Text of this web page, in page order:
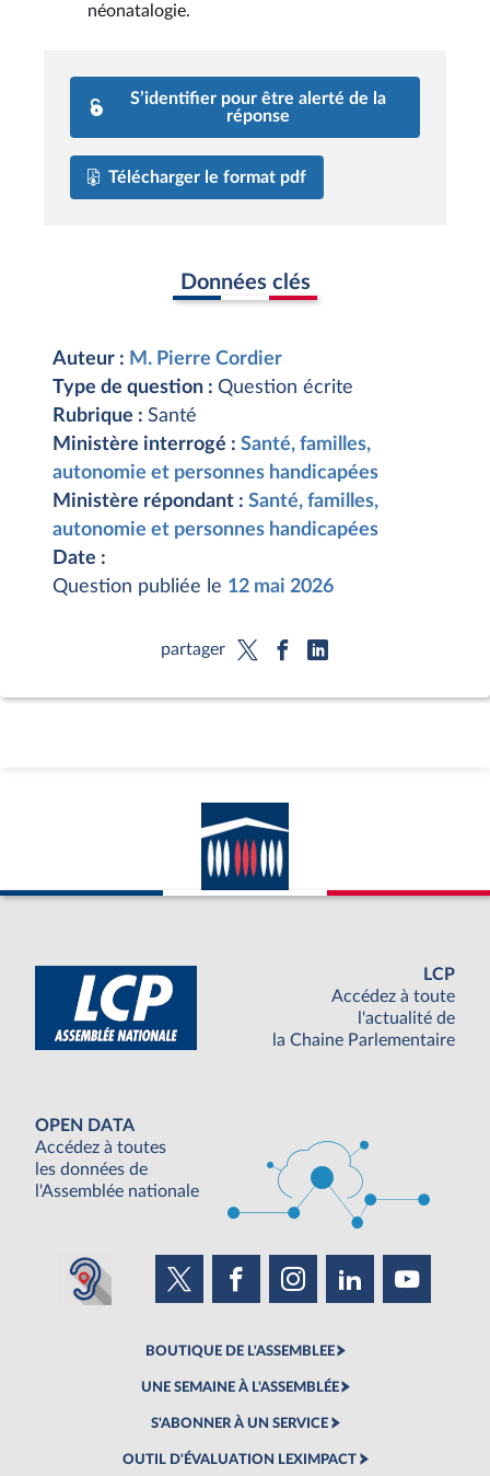
néonatalogie.
S’identifier pour être alerté de la
réponse
Télécharger le format pdf
Données clés
Auteur : M. Pierre Cordier
Type de question : Question écrite
Rubrique : Santé
Ministère interrogé : Santé, familles,
autonomie et personnes handicapées
Ministère répondant : Santé, familles,
autonomie et personnes handicapées
Date :
Question publiée le 12 mai 2026
partager
LCP
Accédez à toute
l'actualité de
la Chaine Parlementaire
OPEN DATA
Accédez à toutes
les données de
l'Assemblée nationale
BOUTIQUE DE L'ASSEMBLEE
UNE SEMAINE À L'ASSEMBLÉE
S'ABONNER À UN SERVICE
OUTIL D'ÉVALUATION LEXIMPACT